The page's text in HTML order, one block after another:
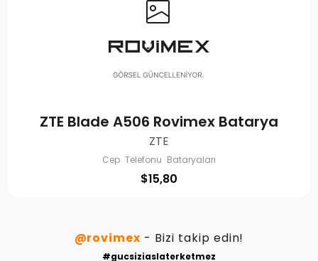
ZTE Blade A506 Rovimex Batarya
ZTE
Cep Telefonu Bataryaları
$15,80
@rovimex - Bizi takip edin!
#gucsiziaslaterketmez